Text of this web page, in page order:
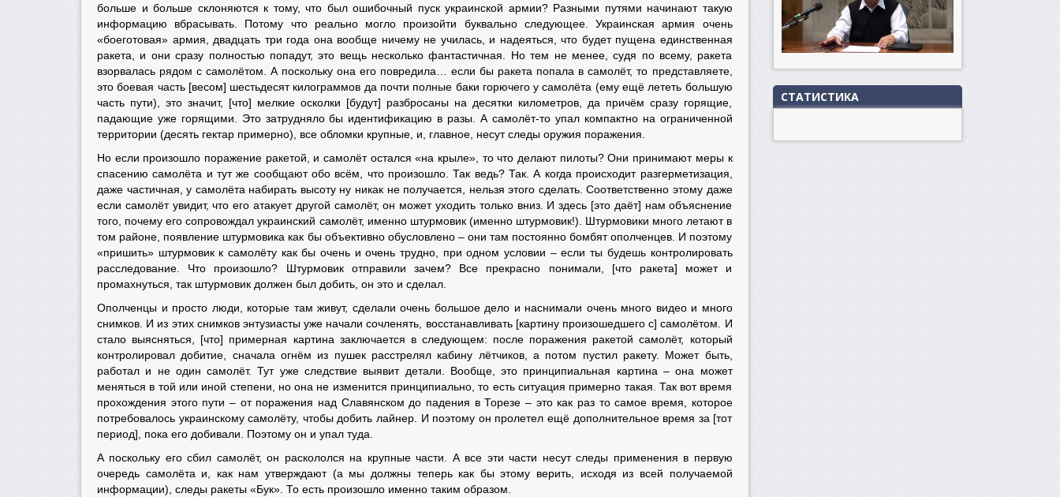
больше и больше склоняются к тому, что был ошибочный пуск украинской армии? Разными путями начинают такую
информацию вбрасывать. Потому что реально могло произойти буквально следующее. Украинская армия очень
«боеготовая» армия, двадцать три года она вообще ничему не училась, и надеяться, что будет пущена единственная
ракета, и они сразу полностью попадут, это вещь несколько фантастичная. Но тем не менее, судя по всему, ракета
взорвалась рядом с самолётом. А поскольку она его повредила… если бы ракета попала в самолёт, то представляете,
это боевая часть [весом] шестьдесят килограммов да почти полные баки горючего у самолёта (ему ещё лететь большую
часть пути), это значит, [что] мелкие осколки [будут] разбросаны на десятки километров, да причём сразу горящие,
падающие уже горящими. Это затрудняло бы идентификацию в разы. А самолёт-то упал компактно на ограниченной
территории (десять гектар примерно), все обломки крупные, и, главное, несут следы оружия поражения.
Но если произошло поражение ракетой, и самолёт остался «на крыле», то что делают пилоты? Они принимают меры к
спасению самолёта и тут же сообщают обо всём, что произошло. Так ведь? Так. А когда происходит разгерметизация,
даже частичная, у самолёта набирать высоту ну никак не получается, нельзя этого сделать. Соответственно этому даже
если самолёт увидит, что его атакует другой самолёт, он может уходить только вниз. И здесь [это даёт] нам объяснение
того, почему его сопровождал украинский самолёт, именно штурмовик (именно штурмовик!). Штурмовики много летают в
том районе, появление штурмовика как бы объективно обусловлено – они там постоянно бомбят ополченцев. И поэтому
«пришить» штурмовик к самолёту как бы очень и очень трудно, при одном условии – если ты будешь контролировать
расследование. Что произошло? Штурмовик отправили зачем? Все прекрасно понимали, [что ракета] может и
промахнуться, так штурмовик должен был добить, он это и сделал.
Ополченцы и просто люди, которые там живут, сделали очень большое дело и наснимали очень много видео и много
снимков. И из этих снимков энтузиасты уже начали сочленять, восстанавливать [картину произошедшего с] самолётом. И
стало выясняться, [что] примерная картина заключается в следующем: после поражения ракетой самолёт, который
контролировал добитие, сначала огнём из пушек расстрелял кабину лётчиков, а потом пустил ракету. Может быть,
работал и не один самолёт. Тут уже следствие выявит детали. Вообще, это принципиальная картина – она может
меняться в той или иной степени, но она не изменится принципиально, то есть ситуация примерно такая. Так вот время
прохождения этого пути – от поражения над Славянском до падения в Торезе – это как раз то самое время, которое
потребовалось украинскому самолёту, чтобы добить лайнер. И поэтому он пролетел ещё дополнительное время за [тот
период], пока его добивали. Поэтому он и упал туда.
А поскольку его сбил самолёт, он раскололся на крупные части. А все эти части несут следы применения в первую
очередь самолёта и, как нам утверждают (а мы должны теперь как бы этому верить, исходя из всей получаемой
информации), следы ракеты «Бук». То есть произошло именно таким образом.
СТАТИСТИКА